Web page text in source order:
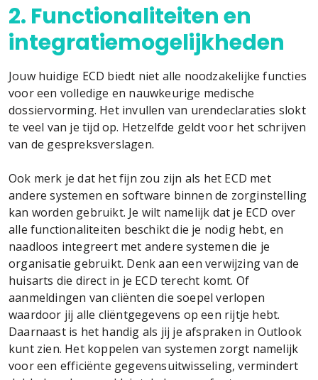
2. Functionaliteiten en
integratiemogelijkheden
Jouw huidige ECD biedt niet alle noodzakelijke functies
voor een volledige en nauwkeurige medische
dossiervorming. Het invullen van urendeclaraties slokt
te veel van je tijd op. Hetzelfde geldt voor het schrijven
van de gespreksverslagen.
Ook merk je dat het fijn zou zijn als het ECD met
andere systemen en software binnen de zorginstelling
kan worden gebruikt. Je wilt namelijk dat je ECD over
alle functionaliteiten beschikt die je nodig hebt, en
naadloos integreert met andere systemen die je
organisatie gebruikt. Denk aan een verwijzing van de
huisarts die direct in je ECD terecht komt. Of
aanmeldingen van cliënten die soepel verlopen
waardoor jij alle cliëntgegevens op een rijtje hebt.
Daarnaast is het handig als jij je afspraken in Outlook
kunt zien. Het koppelen van systemen zorgt namelijk
voor een efficiënte gegevensuitwisseling, vermindert